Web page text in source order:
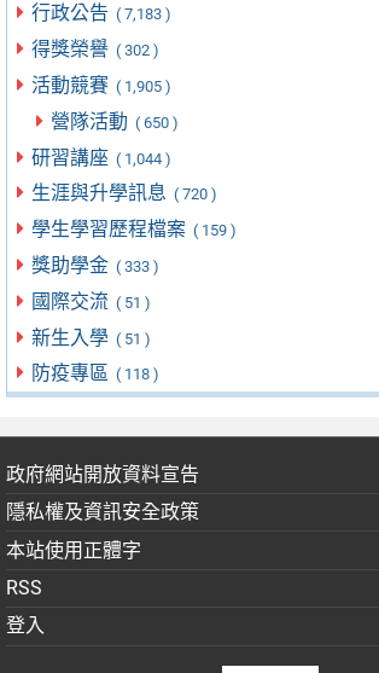
行政公告 ( 7,183 )
得獎榮譽 ( 302 )
活動競賽 ( 1,905 )
營隊活動 ( 650 )
研習講座 ( 1,044 )
生涯與升學訊息 ( 720 )
學生學習歷程檔案 ( 159 )
獎助學金 ( 333 )
國際交流 ( 51 )
新生入學 ( 51 )
防疫專區 ( 118 )
政府網站開放資料宣告
隱私權及資訊安全政策
本站使用正體字
RSS
登入